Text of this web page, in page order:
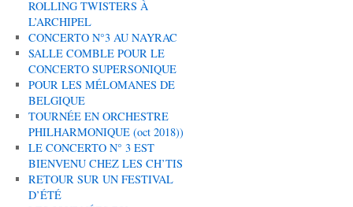
ROLLING TWISTERS À
L’ARCHIPEL
CONCERTO N°3 AU NAYRAC
SALLE COMBLE POUR LE
CONCERTO SUPERSONIQUE
POUR LES MÉLOMANES DE
BELGIQUE
TOURNÉE EN ORCHESTRE
PHILHARMONIQUE (oct 2018))
LE CONCERTO N° 3 EST
BIENVENU CHEZ LES CH’TIS
RETOUR SUR UN FESTIVAL
D’ÉTÉ